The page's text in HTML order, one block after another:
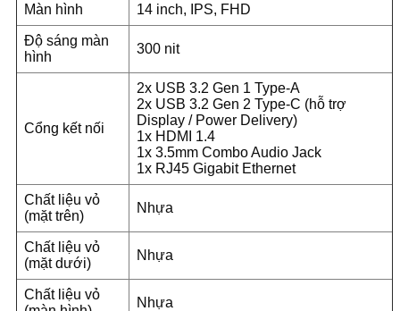
Màn hình 14 inch, IPS, FHD
Độ sáng màn
hình
300 nit
Cổng kết nối
2x USB 3.2 Gen 1 Type-A
2x USB 3.2 Gen 2 Type-C (hỗ trợ
Display / Power Delivery)
1x HDMI 1.4
1x 3.5mm Combo Audio Jack
1x RJ45 Gigabit Ethernet
Chất liệu vỏ
(mặt trên)
Nhựa
Chất liệu vỏ
(mặt dưới)
Nhựa
Chất liệu vỏ
Nhựa